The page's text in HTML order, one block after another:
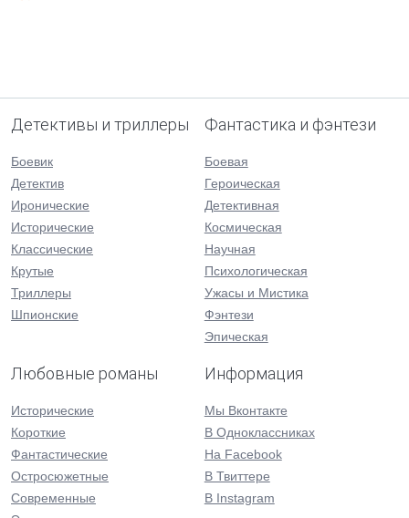
Детективы и триллеры
Боевик
Детектив
Иронические
Исторические
Классические
Крутые
Триллеры
Шпионские
Фантастика и фэнтези
Боевая
Героическая
Детективная
Космическая
Научная
Психологическая
Ужасы и Мистика
Фэнтези
Эпическая
Любовные романы
Исторические
Короткие
Фантастические
Остросюжетные
Современные
Информация
Мы Вконтакте
В Одноклассниках
На Facebook
В Твиттере
В Instagram